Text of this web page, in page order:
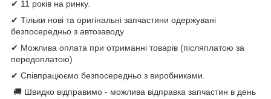
✔ 11 років на ринку.
✔ Тільки нові та оригінальні запчастини одержувані
безпосередньо з автозаводу
✔ Можлива оплата при отриманні товарів (післяплатою за
передоплатою)
✔ Співпрацюємо безпосередньо з виробниками.
🚚 Швидко відправимо - можлива відправка запчастин в день